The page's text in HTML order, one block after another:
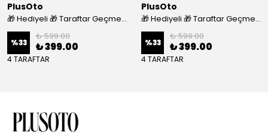
PlusOto
🎁 Hediyeli 🎁 Taraftar Geçmeli Direksiyon Kılıfı - BEŞİKTAŞ
%33
₺ 599.00
₺ 399.00
4 TARAFTAR
PlusOto
🎁 Hediyeli 🎁 Taraftar Geçmeli Direksiyon Kılıfı - FENERBAHÇE
%33
₺ 599.00
₺ 399.00
4 TARAFTAR